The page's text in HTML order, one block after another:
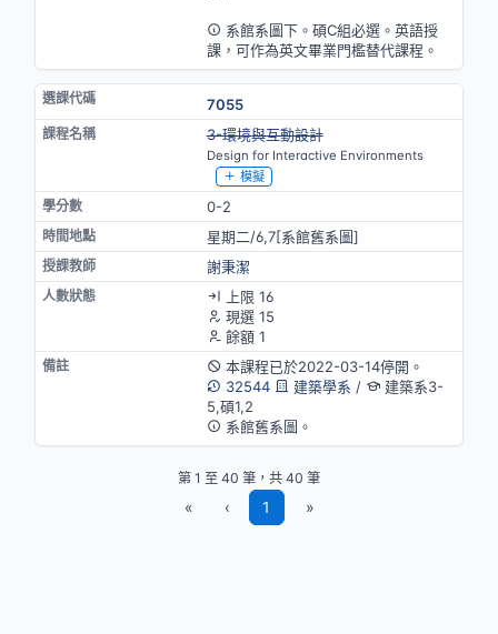
系館系圖下。碩C組必選。英語授
課，可作為英文畢業門檻替代課程。
7055
3-環境與互動設計
Design for Interactive Environments
模擬
0-2
星期二/6,7[系館舊系圖]
謝秉潔
上限 16
現選 15
餘額 1
本課程已於2022-03-14停開。
32544
建築學系 /
建築系3-
5,碩1,2
系館舊系圖。
第 1 至 40 筆，共 40 筆
« ‹ 1 »